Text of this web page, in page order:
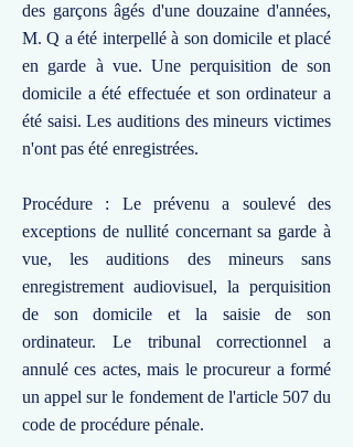
des garçons âgés d'une douzaine d'années,
M. Q a été interpellé à son domicile et placé
en garde à vue. Une perquisition de son
domicile a été effectuée et son ordinateur a
été saisi. Les auditions des mineurs victimes
n'ont pas été enregistrées.
Procédure : Le prévenu a soulevé des
exceptions de nullité concernant sa garde à
vue, les auditions des mineurs sans
enregistrement audiovisuel, la perquisition
de son domicile et la saisie de son
ordinateur. Le tribunal correctionnel a
annulé ces actes, mais le procureur a formé
un appel sur le fondement de l'article 507 du
code de procédure pénale.